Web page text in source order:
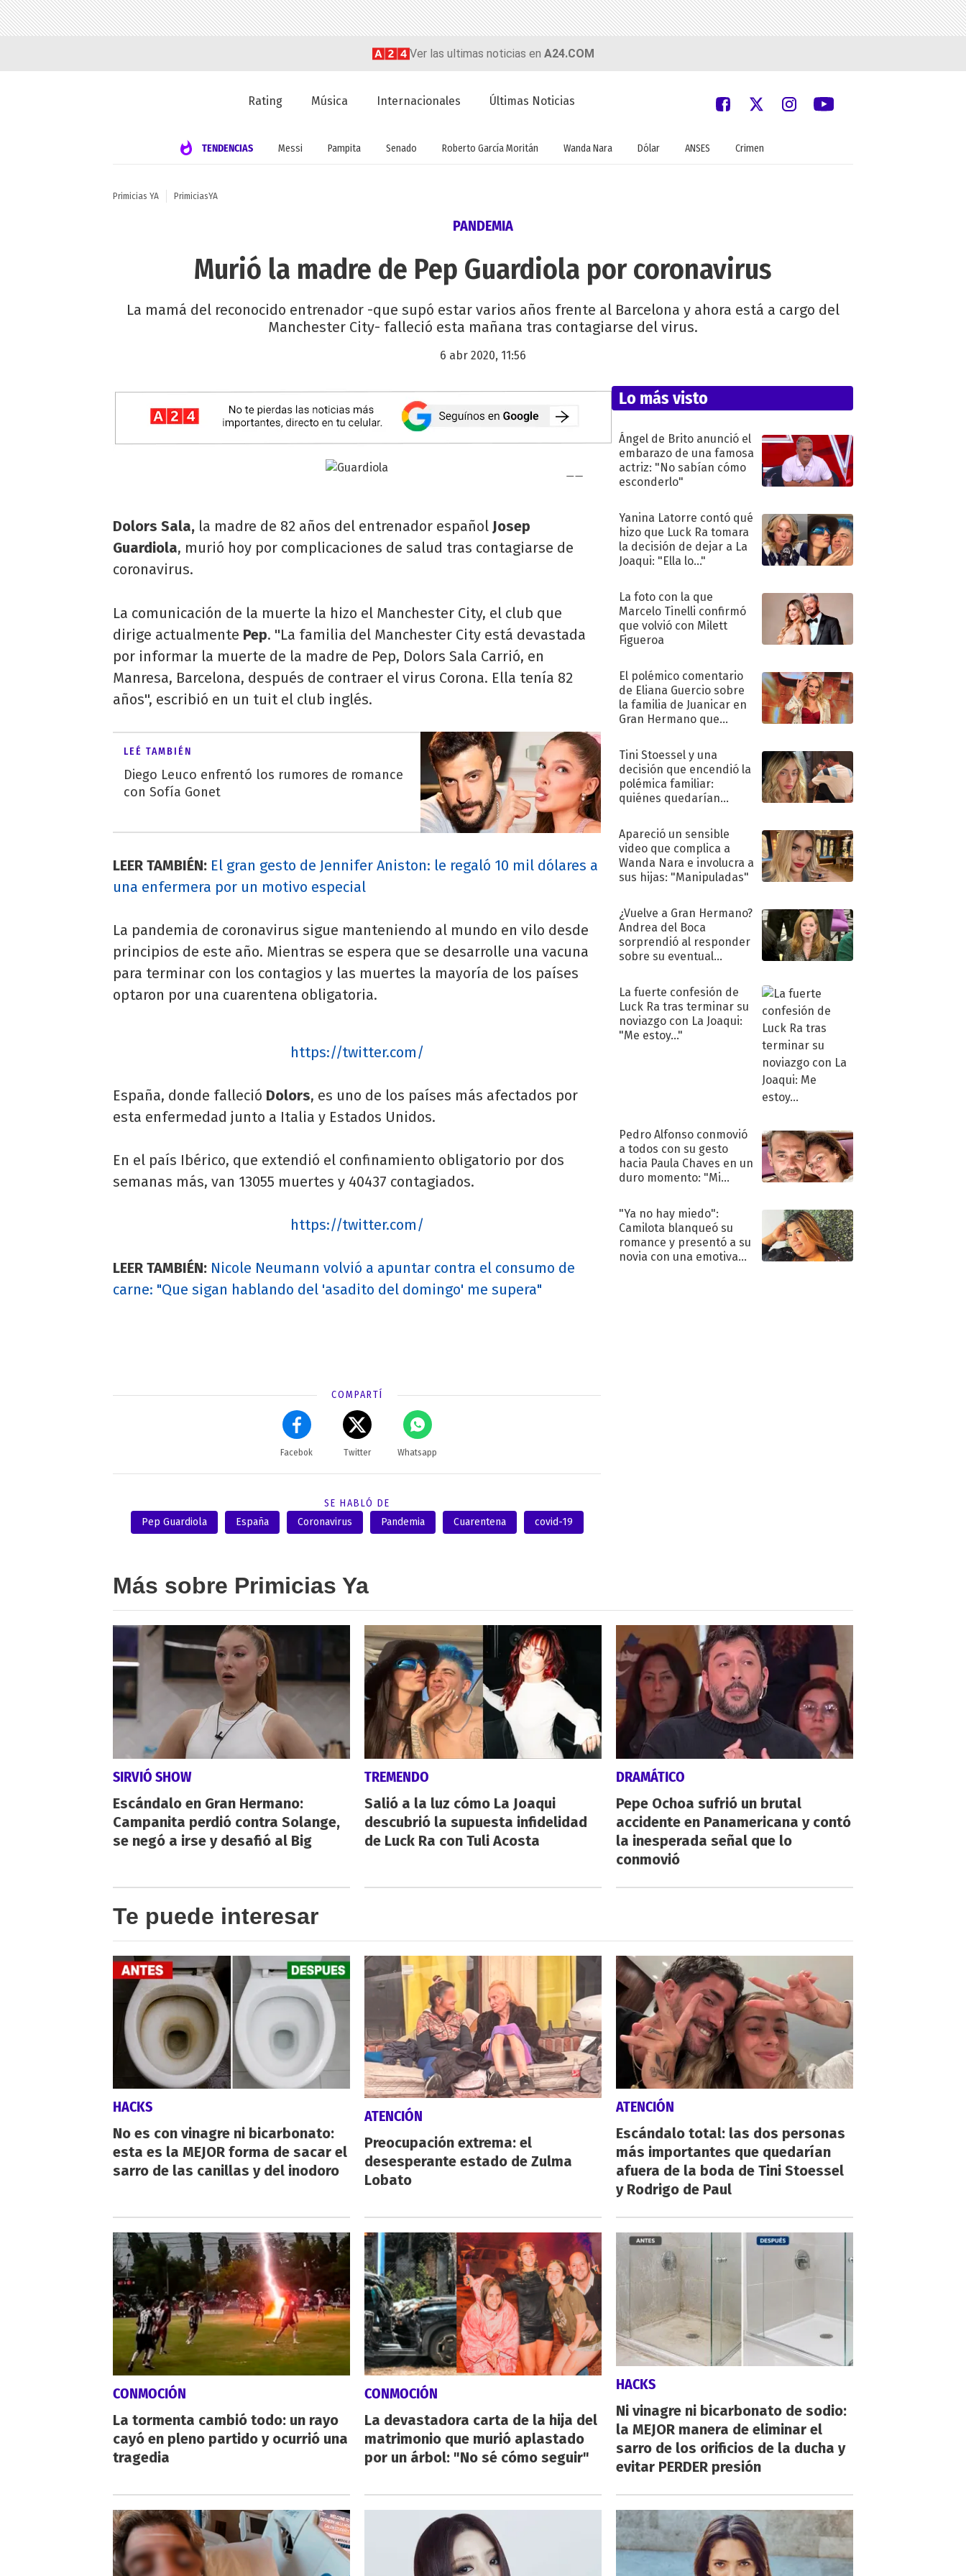
Ver las ultimas noticias en A24.COM
Rating Música Internacionales Últimas Noticias
TENDENCIAS Messi Pampita Senado Roberto García Moritán Wanda Nara Dólar ANSES Crimen
Primicias YA PrimiciasYA
PANDEMIA
Murió la madre de Pep Guardiola por coronavirus
La mamá del reconocido entrenador -que supó estar varios años frente al Barcelona y ahora está a cargo del
Manchester City- falleció esta mañana tras contagiarse del virus.
6 abr 2020, 11:56
Dolors Sala, la madre de 82 años del entrenador español Josep
Guardiola, murió hoy por complicaciones de salud tras contagiarse de
coronavirus.
La comunicación de la muerte la hizo el Manchester City, el club que
dirige actualmente Pep. ''La familia del Manchester City está devastada
por informar la muerte de la madre de Pep, Dolors Sala Carrió, en
Manresa, Barcelona, después de contraer el virus Corona. Ella tenía 82
años'', escribió en un tuit el club inglés.
LEÉ TAMBIÉN
Diego Leuco enfrentó los rumores de romance
con Sofía Gonet
LEER TAMBIÉN: El gran gesto de Jennifer Aniston: le regaló 10 mil dólares a
una enfermera por un motivo especial
La pandemia de coronavirus sigue manteniendo al mundo en vilo desde
principios de este año. Mientras se espera que se desarrolle una vacuna
para terminar con los contagios y las muertes la mayoría de los países
optaron por una cuarentena obligatoria.
https://twitter.com/
España, donde falleció Dolors, es uno de los países más afectados por
esta enfermedad junto a Italia y Estados Unidos.
En el país Ibérico, que extendió el confinamiento obligatorio por dos
semanas más, van 13055 muertes y 40437 contagiados.
https://twitter.com/
LEER TAMBIÉN: Nicole Neumann volvió a apuntar contra el consumo de
carne: "Que sigan hablando del 'asadito del domingo' me supera"
COMPARTÍ
Facebok Twitter Whatsapp
SE HABLÓ DE
Pep Guardiola
España Coronavirus Pandemia Cuarentena covid-19
Lo más visto
Ángel de Brito anunció el
embarazo de una famosa
actriz: "No sabían cómo
esconderlo"
Yanina Latorre contó qué
hizo que Luck Ra tomara
la decisión de dejar a La
Joaqui: "Ella lo..."
La foto con la que
Marcelo Tinelli confirmó
que volvió con Milett
Figueroa
El polémico comentario
de Eliana Guercio sobre
la familia de Juanicar en
Gran Hermano que
Tini Stoessel y una
decisión que encendió la
polémica familiar:
quiénes quedarían
Apareció un sensible
video que complica a
Wanda Nara e involucra a
sus hijas: "Manipuladas"
¿Vuelve a Gran Hermano?
Andrea del Boca
sorprendió al responder
sobre su eventual
La fuerte confesión de
Luck Ra tras terminar su
noviazgo con La Joaqui:
"Me estoy..."
Pedro Alfonso conmovió
a todos con su gesto
hacia Paula Chaves en un
duro momento: "Mi
terapéutico"
"Ya no hay miedo":
Camilota blanqueó su
romance y presentó a su
novia con una emotiva
Más sobre Primicias Ya
SIRVIÓ SHOW
Escándalo en Gran Hermano:
Campanita perdió contra Solange,
se negó a irse y desafió al Big
TREMENDO
Salió a la luz cómo La Joaqui
descubrió la supuesta infidelidad
de Luck Ra con Tuli Acosta
DRAMÁTICO
Pepe Ochoa sufrió un brutal
accidente en Panamericana y contó
la inesperada señal que lo
conmovió
Te puede interesar
HACKS
No es con vinagre ni bicarbonato:
esta es la MEJOR forma de sacar el
sarro de las canillas y del inodoro
ATENCIÓN
Preocupación extrema: el
desesperante estado de Zulma
Lobato
ATENCIÓN
Escándalo total: las dos personas
más importantes que quedarían
afuera de la boda de Tini Stoessel
y Rodrigo de Paul
CONMOCIÓN
La tormenta cambió todo: un rayo
cayó en pleno partido y ocurrió una
tragedia
CONMOCIÓN
La devastadora carta de la hija del
matrimonio que murió aplastado
por un árbol: "No sé cómo seguir"
HACKS
Ni vinagre ni bicarbonato de sodio:
la MEJOR manera de eliminar el
sarro de los orificios de la ducha y
evitar PERDER presión